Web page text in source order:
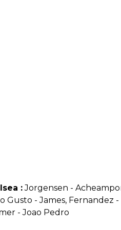
:Jorgensen -
Gusto - James, Fernandez -
- Joao Pedro